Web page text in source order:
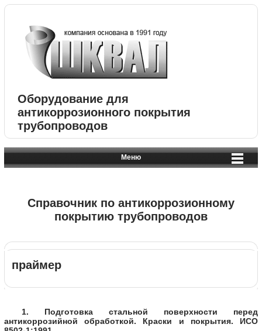
Оборудование для
антикоррозионного покрытия
трубопроводов
Меню
Справочник по антикоррозионному
покрытию трубопроводов
праймер
1. Подготовка стальной поверхности перед
антикоррозийной обработкой. Краски и покрытия. ИСО